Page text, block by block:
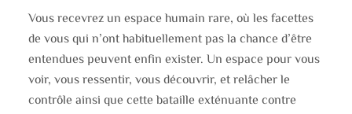
Vous recevrez un espace humain rare, où les facettes
de vous qui n’ont habituellement pas la chance d’être
entendues peuvent enfin exister. Un espace pour vous
voir, vous ressentir, vous découvrir, et relâcher le
contrôle ainsi que cette bataille exténuante contre